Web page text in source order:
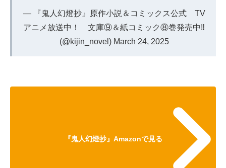
— 『鬼人幻燈抄』原作小説＆コミックス公式 TV
アニメ放送中！ 文庫⑨＆紙コミック⑧巻発売中‼
(@kijin_novel) March 24, 2025
『鬼人幻燈抄』Amazonで見る